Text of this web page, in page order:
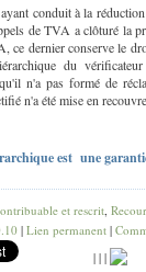
conduit à la
de TVA a clôturé la
ce dernier conserve le
du
n'a pas formé de
n'a été mise en
est une
et rescrit,
| Lien permanent |
| | |